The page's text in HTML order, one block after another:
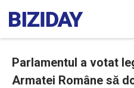
Parlamentul a votat
Armatei Române să